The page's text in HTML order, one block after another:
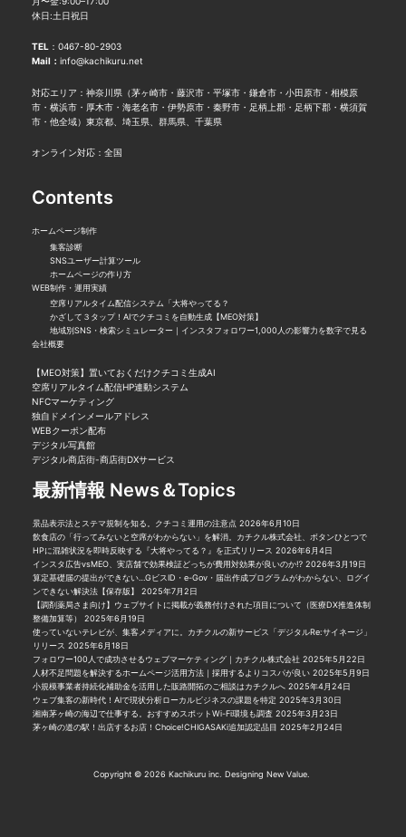
休日:土日祝日
TEL ： 0467-80-2903
Mail： info@kachikuru.net
対応エリア：神奈川県（茅ヶ崎市・藤沢市・平塚市・鎌倉市・小田原市・相模原
市・横浜市・厚木市・海老名市・伊勢原市・秦野市・足柄上郡・足柄下郡・横須賀
市・他全域）東京都、埼玉県、群馬県、千葉県
オンライン対応：全国
Contents
ホームページ制作
集客診断
SNSユーザー計算ツール
ホームページの作り方
WEB制作・運用実績
空席リアルタイム配信システム「大将やってる？
かざして３タップ！AIでクチコミを自動生成【MEO対策】
地域別SNS・検索シミュレーター｜インスタフォロワー1,000人の影響力を数字で見る
会社概要
【MEO対策】置いておくだけクチコミ生成AI
空席リアルタイム配信HP連動システム
NFCマーケティング
独自ドメインメールアドレス
WEBクーポン配布
デジタル写真館
デジタル商店街-商店街DXサービス
最新情報 News＆Topics
景品表示法とステマ規制を知る。クチコミ運用の注意点 2026年6月10日
飲食店の「行ってみないと空席がわからない」を解消。カチクル株式会社、ボタンひとつで
HPに混雑状況を即時反映する『大将やってる？』を正式リリース 2026年6月4日
インスタ広告vsMEO、実店舗で効果検証どっちが費用対効果が良いのか⁉︎ 2026年3月19日
算定基礎届の提出ができない…GビスID・e-Gov・届出作成プログラムがわからない、ログイ
ンできない解決法【保存版】
2025年7月2日
【調剤薬局さま向け】ウェブサイトに掲載が義務付けされた項目について（医療DX推進体制
整備加算等）
2025年6月19日
使っていないテレビが、集客メディアに。カチクルの新サービス「デジタルRe:サイネージ」
リリース 2025年6月18日
フォロワー100人で成功させるウェブマーケティング｜カチクル株式会社 2025年5月22日
人材不足問題を解決するホームページ活用方法｜採用するよりコスパが良い 2025年5月9日
小規模事業者持続化補助金を活用した販路開拓のご相談はカチクルへ 2025年4月24日
ウェブ集客の新時代！AIで現状分析ローカルビジネスの課題を特定 2025年3月30日
湘南茅ヶ崎の海辺で仕事する。おすすめスポットWi-Fi環境も調査 2025年3月23日
茅ヶ崎の道の駅！出店するお店！Choice!CHIGASAKi追加認定品目 2025年2月24日
Copyright © 2026 Kachikuru inc. Designing New Value.